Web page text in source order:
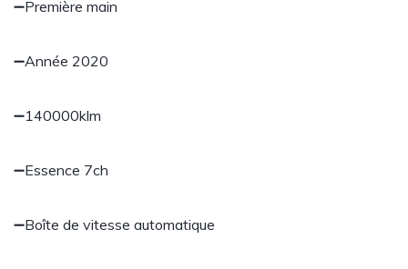
➖Première main
➖Année 2020
➖140000klm
➖Essence 7ch
➖Boîte de vitesse automatique